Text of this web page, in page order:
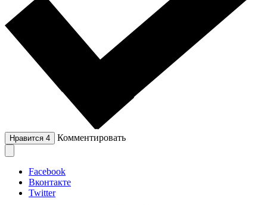
Нравится 4 Комментировать
Facebook
Вконтакте
Twitter